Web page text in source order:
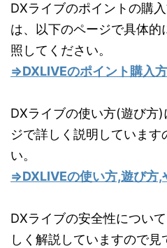
DXライブのポイントの購
は、以下のページで具体
照してください。
⇒DXLIVEのポイント購入
DXライブの使い方(遊び方
ジで詳しく説明しています
い。
⇒DXLIVEの使い方,遊び方,
DXライブの安全性につい
しく解説していますので見